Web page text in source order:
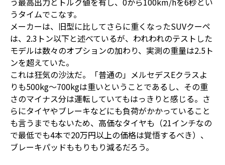
うタイムでこなす。
メーカーは、旧型に比してさらに重くなったSUVクーペ
は、2.3トン以下と述べているが、われわれのテストした
モデルは数々のオプションの加わり、実測の重量は2.5ト
ンを超えていた。
これは狂気の沙汰だ。「普通の」メルセデスEクラスよ
りも500kg～700kgは重いということであるし、その重
さのマイナス分は運転していてもはっきりと感じる。さ
らにタイヤやブレーキなどにも負荷がかかっていること
も言うまでもないため、高価なタイヤも（21インチなの
で最低でも4本で20万円以上の価格は覚悟するべき）、
ブレーキパッドももりもり減るだろう。